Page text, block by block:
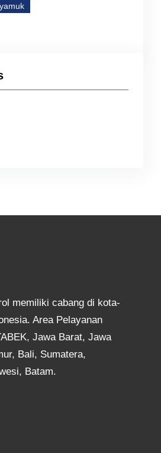
memiliki cabang di kota-
Area Pelayanan
Jawa Barat, Jawa
Bali, Sumatera,
Batam.